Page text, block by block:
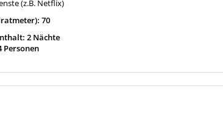
(z.B. Netflix)
70
2 Nächte
Personen